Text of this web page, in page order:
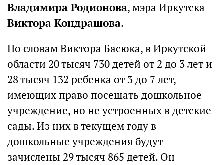
Владимира Родионова, мэра Иркутска
Виктора Кондрашова.
По словам Виктора Басюка, в Иркутской
области 20 тысяч 730 детей от 2 до 3 лет и
28 тысяч 132 ребенка от 3 до 7 лет,
имеющих право посещать дошкольное
учреждение, но не устроенных в детские
сады. Из них в текущем году в
дошкольные учреждения будут
зачислены 29 тысяч 865 детей. Он